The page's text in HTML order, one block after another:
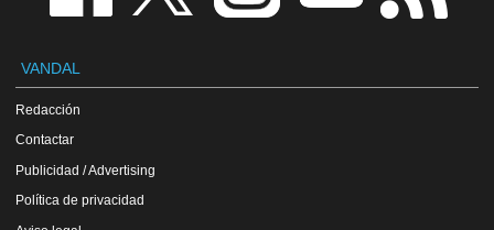
VANDAL
Redacción
Contactar
Publicidad / Advertising
Política de privacidad